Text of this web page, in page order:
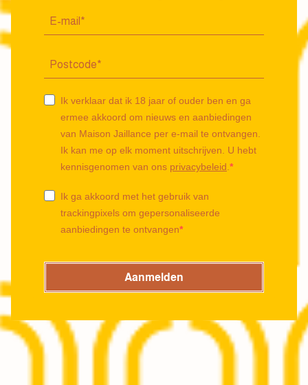
Ik verklaar dat ik 18 jaar of ouder ben en ga
ermee akkoord om nieuws en aanbiedingen
van Maison Jaillance per e-mail te ontvangen.
Ik kan me op elk moment uitschrijven. U hebt
kennisgenomen van ons privacybeleid
Ik ga akkoord met het gebruik van
trackingpixels om gepersonaliseerde
aanbiedingen te ontvangen
Aanmelden